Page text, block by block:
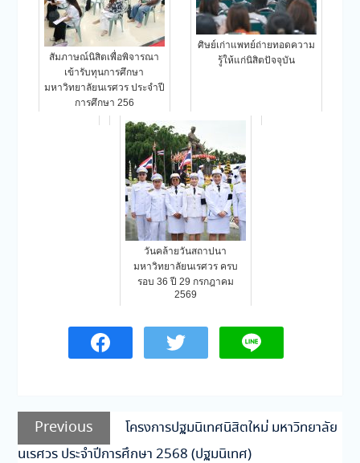
สัมภาษณ์นิสิตเพื่อพิจารณา
เข้ารับทุนการศึกษา
มหาวิทยาลัยนเรศวร ประจำปี
การศึกษา 256
ศิษย์เก่าแพทย์ถ่ายทอดความ
รู้ให้แก่นิสิตปัจจุบัน
วันคล้ายวันสถาปนา
มหาวิทยาลัยนเรศวร ครบ
รอบ 36 ปี 29 กรกฎาคม
2569
แนะแนว
เรื่อง
Previous
Previous
post:
โครงการปฐมนิเทศนิสิตใหม่ มหาวิทยาลัย
นเรศวร ประจำปีการศึกษา 2568 (ปฐมนิเทศ)